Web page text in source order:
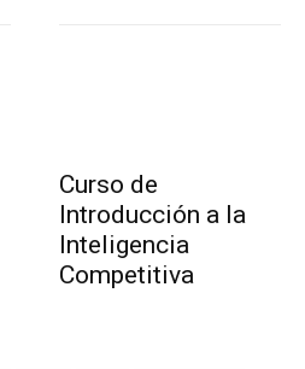
Curso de
Introducción a la
Inteligencia
Competitiva